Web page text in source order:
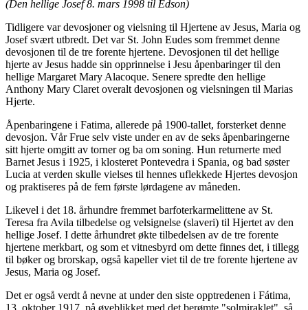
(Den hellige Josef 8. mars 1998 til Edson)
Tidligere var devosjoner og vielsning til Hjertene av Jesus, Maria og
Josef svært utbredt. Det var St. John Eudes som fremmet denne
devosjonen til de tre forente hjertene. Devosjonen til det hellige
hjerte av Jesus hadde sin opprinnelse i Jesu åpenbaringer til den
hellige Margaret Mary Alacoque. Senere spredte den hellige
Anthony Mary Claret overalt devosjonen og vielsningen til Marias
Hjerte.
Åpenbaringene i Fatima, allerede på 1900-tallet, forsterket denne
devosjon. Vår Frue selv viste under en av de seks åpenbaringerne
sitt hjerte omgitt av torner og ba om soning. Hun returnerte med
Barnet Jesus i 1925, i klosteret Pontevedra i Spania, og bad søster
Lucia at verden skulle vielses til hennes uflekkede Hjertes devosjon
og praktiseres på de fem første lørdagene av måneden.
Likevel i det 18. århundre fremmet barfoterkarmelittene av St.
Teresa fra Avila tilbedelse og velsignelse (slaveri) til Hjertet av den
hellige Josef. I dette århundret økte tilbedelsen av de tre forente
hjertene merkbart, og som et vitnesbyrd om dette finnes det, i tillegg
til bøker og brorskap, også kapeller viet til de tre forente hjertene av
Jesus, Maria og Josef.
Det er også verdt å nevne at under den siste opptredenen i Fátima,
13. oktober 1917, på øyeblikket med det berømte "solmiraklet", så